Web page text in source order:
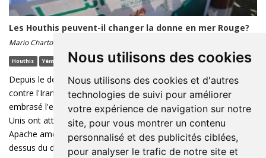
Nous utilisons des cookies
Nous utilisons des cookies et d'autres
technologies de suivi pour améliorer
votre expérience de navigation sur notre
site, pour vous montrer un contenu
personnalisé et des publicités ciblées,
pour analyser le trafic de notre site et
Les Houthis peuvent-il changer la donne en mer Rouge?
Mario Chartouni
Houthis Yémen Israël Iran
Depuis le déclenchement des frappes américano-israéliennes
contre l'Iran en février 2026, le conflit a progressivement
embrasé l'ensemble de l'axe dit de la « résistance ». Les États-
Unis ont attaqué des cibles iraniennes après qu'un hélicoptère
Apache américain a été abattu dans la nuit du lundi au mardi au-
dessus du détroit ...